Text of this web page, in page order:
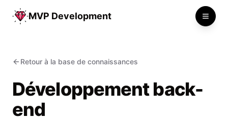
MVP Development
Retour à la base de connaissances
Développement back-
end